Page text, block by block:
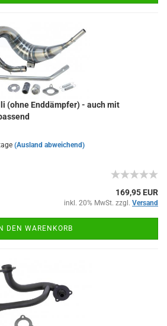
(ohne Enddämpfer) - auch mit
(Ausland abweichend)
169,95 EUR
inkl. 20% MwSt. zzgl. Versand
IN DEN WARENKORB